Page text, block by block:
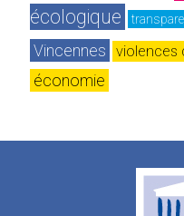
écologique
Vincennes violences
économie